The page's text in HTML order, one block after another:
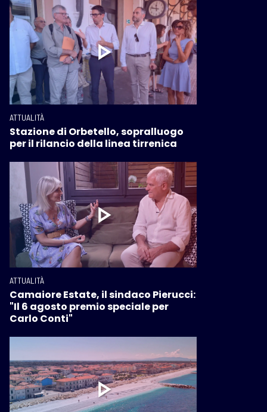
ATTUALITÀ
Stazione di Orbetello, sopralluogo
per il rilancio della linea tirrenica
ATTUALITÀ
Camaiore Estate, il sindaco Pierucci:
"Il 6 agosto premio speciale per
Carlo Conti"